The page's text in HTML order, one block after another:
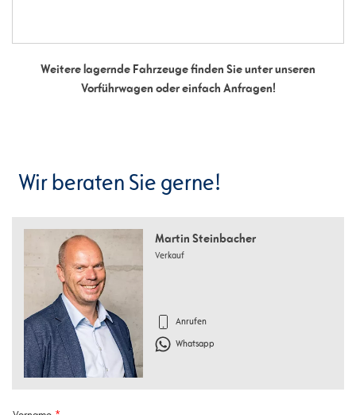
Weitere lagernde Fahrzeuge finden Sie unter unseren
Vorführwagen oder einfach Anfragen!
Wir beraten Sie gerne!
Martin Steinbacher
Verkauf
Anrufen
Whatsapp